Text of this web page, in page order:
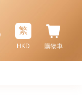
購物車
繁
HKD